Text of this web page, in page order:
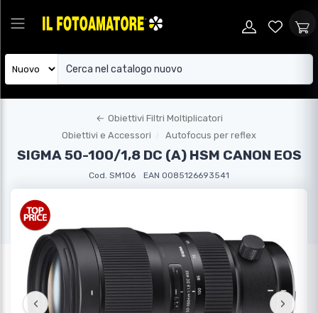
← Obiettivi Filtri Moltiplicatori
Obiettivi e Accessori
Autofocus per reflex
SIGMA 50-100/1,8 DC (A) HSM CANON EOS
Cod. SM106 EAN 0085126693541
‹ ›